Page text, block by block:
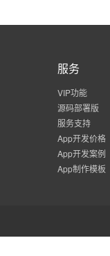
服务
VIP功能
源码部署版
服务支持
App开发价格
App开发案例
App制作模板